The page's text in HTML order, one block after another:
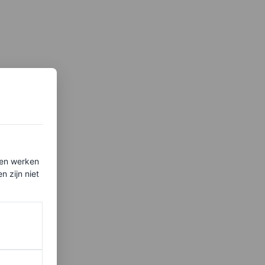
werken
zijn niet